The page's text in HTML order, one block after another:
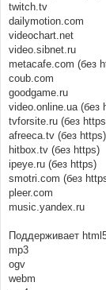
twitch.tv
dailymotion.com
videochart.net
video.sibnet.ru
metacafe.com (без
coub.com
goodgame.ru
video.online.ua (без
tvforsite.ru (без
afreeca.tv (без https)
hitbox.tv (без https)
ipeye.ru (без https)
smotri.com (без
pleer.com
music.yandex.ru
Поддерживает
mp3
ogv
webm